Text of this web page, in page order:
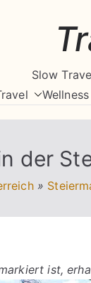
Slow
der
»
ist,